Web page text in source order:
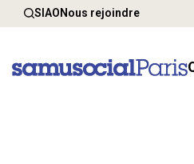
SIAONous rejoindre